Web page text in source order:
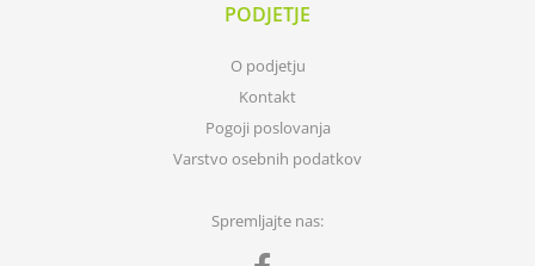
PODJETJE
O podjetju
Kontakt
Pogoji poslovanja
Varstvo osebnih podatkov
Spremljajte nas: